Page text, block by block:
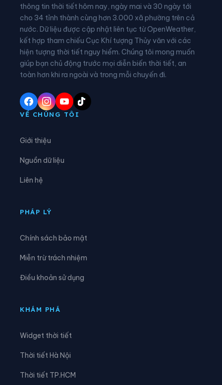
Xã Cà Ná Xã Cam An
Xã Cam Hiệp Xã Cam Lâm
Xã Công Hải Xã Đại Lãnh
Xã Diên Điền Xã Diên Khánh
Xã Diên Lạc
Xã Diên Thọ
Xã Ninh Hải
Xã Tây Khánh Sơn
thông tin thời tiết hôm nay, ngày mai và 30 ngày tới
cho 34 tỉnh thành cùng hơn 3.000 xã phường trên cả
nước. Dữ liệu được cập nhật liên tục từ OpenWeather,
kết hợp tham chiếu Cục Khí tượng Thủy văn với các
hiện tượng thời tiết nguy hiểm. Chúng tôi mong muốn
giúp bạn chủ động trước mọi diễn biến thời tiết, an
toàn hơn khi ra ngoài và trong mỗi chuyến đi.
VỀ CHÚNG TÔI
Giới thiệu
Nguồn dữ liệu
Liên hệ
PHÁP LÝ
Chính sách bảo mật
Miễn trừ trách nhiệm
Điều khoản sử dụng
KHÁM PHÁ
Widget thời tiết
Thời tiết Hà Nội
Thời tiết TP.HCM